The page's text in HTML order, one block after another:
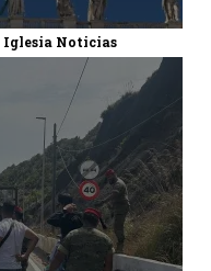
Iglesia Noticias